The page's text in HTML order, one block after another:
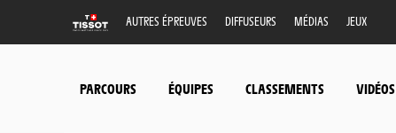
AUTRES ÉPREUVES DIFFUSEURS MÉDIAS JEUX
PARCOURS ÉQUIPES CLASSEMENTS VIDÉOS